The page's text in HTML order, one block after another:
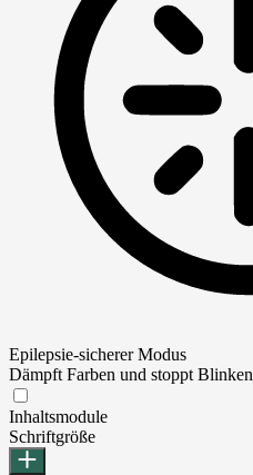
Epilepsie-sicherer Modus
Dämpft Farben und stoppt Blinken
Inhaltsmodule
Schriftgröße